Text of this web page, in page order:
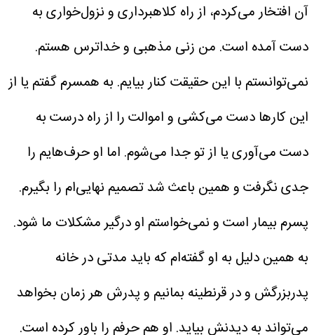
آن افتخار می‌کردم، از راه کلاهبرداری و نزول‌خواری به
دست آمده است. من زنی مذهبی و خداترس هستم.
نمی‌توانستم با این حقیقت کنار بیایم. به همسرم گفتم یا از
این کارها دست می‌کشی و اموالت را از راه درست به
دست می‌آوری یا از تو جدا می‌شوم. اما او حرف‌هایم را
جدی نگرفت و همین باعث شد تصمیم نهایی‌ام را بگیرم.
پسرم بیمار است و نمی‌خواستم او درگیر مشکلات ما شود.
به همین دلیل به او گفته‌ام که باید مدتی در خانه
پدربزرگش و در قرنطینه بمانیم و پدرش هر زمان بخواهد
می‌تواند به دیدنش بیاید. او هم حرفم را باور کرده است.